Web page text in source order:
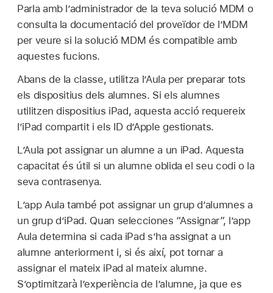
Parla amb l’administrador de la teva solució MDM o
consulta la documentació del proveïdor de l’MDM
per veure si la solució MDM és compatible amb
aquestes fucions.
Abans de la classe, utilitza l’Aula per preparar tots
els dispositius dels alumnes. Si els alumnes
utilitzen dispositius iPad, aquesta acció requereix
l’iPad compartiti els ID d’Apple gestionats.
L’Aula pot assignar un alumne a un iPad. Aquesta
capacitat és útil si un alumne oblida el seu codi o la
seva contrasenya.
L’app Aula també pot assignar un grup d’alumnes a
un grup d’iPad. Quan selecciones “Assignar”, l’app
Aula determina si cada iPad s’ha assignat a un
alumne anteriorment i, si és així, pot tornar a
assignar el mateix iPad al mateix alumne.
S’optimitzarà l’experiència de l’alumne, ja que es